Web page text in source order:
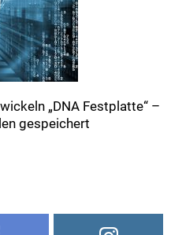
„DNA Festplatte“ –
gespeichert